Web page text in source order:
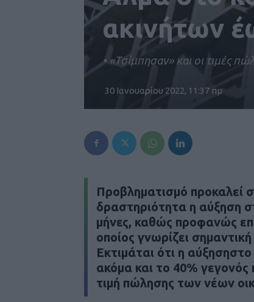
ακινήτων
• «Τσίμπησαν» και οι τιμές
30 Ιανουαρίου 2022, 11:37 πμ
Προβληματισμό προκαλεί
δραστηριότητα η αύξηση
μήνες, καθώς προφανώς
οποίος γνωρίζει
Εκτιμάται ότι η
ακόμα και το 40%
τιμή πώλησης των νέων